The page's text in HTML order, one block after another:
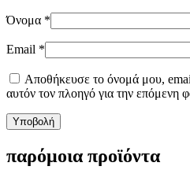
Όνομα *
Email *
Αποθήκευσε το όνομά μου,
αυτόν τον πλοηγό για την επόμενη
παρόμοια προϊόντα